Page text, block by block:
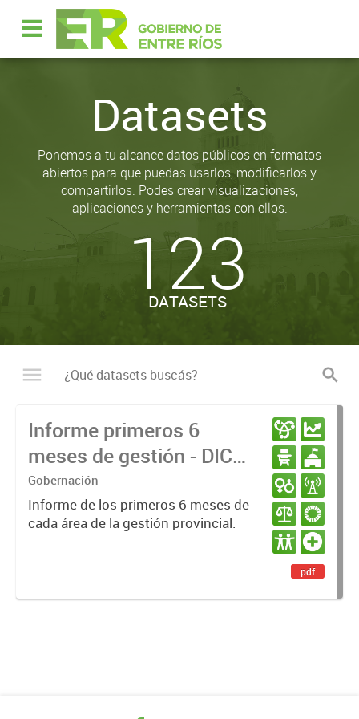
Datasets
Ponemos a tu alcance datos públicos en formatos
abiertos para que puedas usarlos, modificarlos y
compartirlos. Podes crear visualizaciones,
aplicaciones y herramientas con ellos.
123
DATASETS
Informe primeros 6
meses de gestión - DIC
23 / JUN 24
Gobernación
Informe de los primeros 6 meses de
cada área de la gestión provincial.
pdf